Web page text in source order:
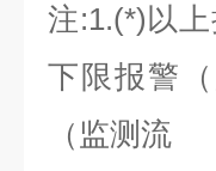
注:1.(*)以
下限报警
（监测流